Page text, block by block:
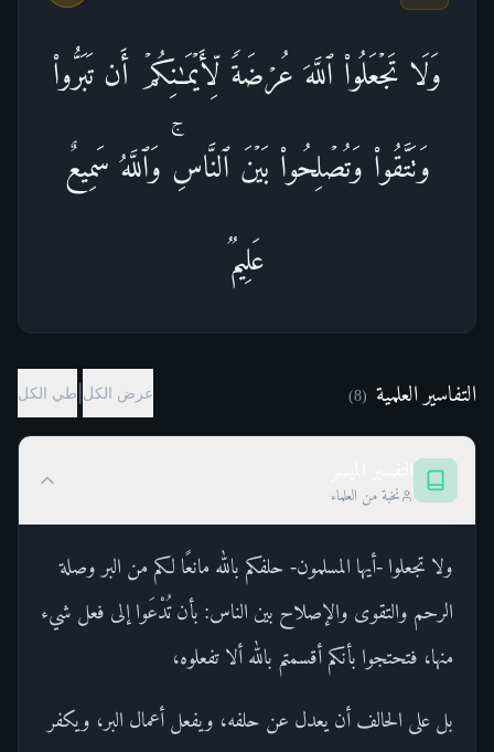
وَلَا تَجۡعَلُوا۟ ٱللَّهَ عُرۡضَةࣰ لِّأَیۡمَـٰنِكُمۡ أَن تَبَرُّوا۟
وَتَتَّقُوا۟ وَتُصۡلِحُوا۟ بَیۡنَ ٱلنَّاسِۚ وَٱللَّهُ سَمِیعٌ
عَلِیمࣱ
التفاسير العلمية (
8
) عرض الكل طي الكل
نخبة من العلماء
ولا تجعلوا -أيها المسلمون- حلفكم بالله مانعًا لكم من البر وصلة
الرحم والتقوى والإصلاح بين الناس: بأن تُدْعَوا إلى فعل شيء
منها، فتحتجوا بأنكم أقسمتم بالله ألا تفعلوه،
بل على الحالف أن يعدل عن حلفه، ويفعل أعمال البر، ويكفر